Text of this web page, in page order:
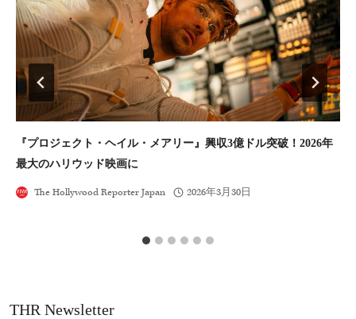
『プロジェクト・ヘイル・メアリー』興収3億ドル突破！2026年
最大のハリウッド映画に
The Hollywood Reporter Japan 2026年3月30日
THR Newsletter